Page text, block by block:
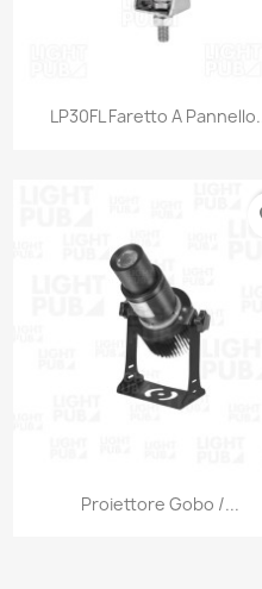
LP30FL Faretto A
Anteprima
Proiettore Gobo /...
Anteprima